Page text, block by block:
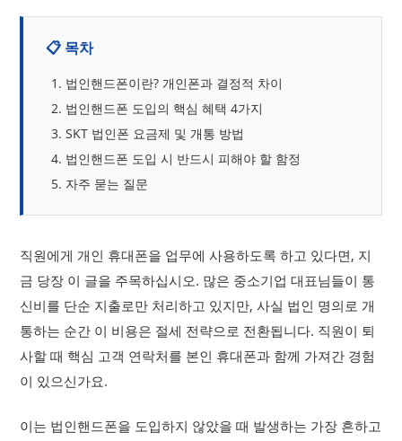
📋 목차
법인핸드폰이란? 개인폰과 결정적 차이
법인핸드폰 도입의 핵심 혜택 4가지
SKT 법인폰 요금제 및 개통 방법
법인핸드폰 도입 시 반드시 피해야 할 함정
자주 묻는 질문
직원에게 개인 휴대폰을 업무에 사용하도록 하고 있다면, 지
금 당장 이 글을 주목하십시오. 많은 중소기업 대표님들이 통
신비를 단순 지출로만 처리하고 있지만, 사실 법인 명의로 개
통하는 순간 이 비용은 절세 전략으로 전환됩니다. 직원이 퇴
사할 때 핵심 고객 연락처를 본인 휴대폰과 함께 가져간 경험
이 있으신가요.
이는 법인핸드폰을 도입하지 않았을 때 발생하는 가장 흔하고